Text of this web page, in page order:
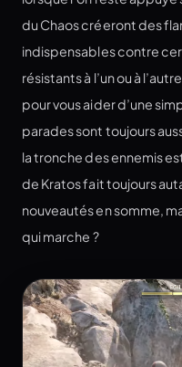
du Chaos créeront des
indispensables contre
résistants à l’un ou à
pour vous aider d’une
parades sont toujours
la tronche des ennemis
de Kratos fait toujours
nouveautés en somme,
qui marche ?